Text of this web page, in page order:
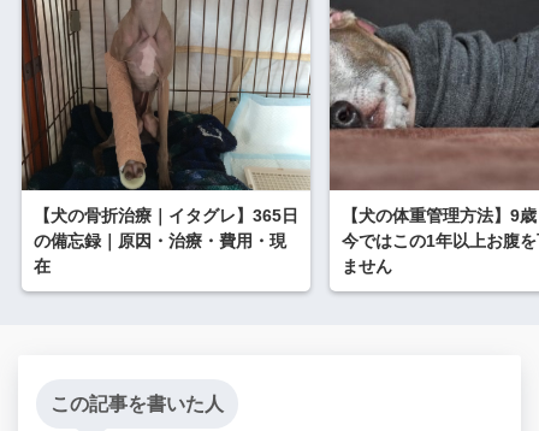
【犬の骨折治療｜イタグレ】365日
の備忘録｜原因・治療・費用・現
在
【犬の体重管理方法】9
今ではこの1年以上お腹
ません
この記事を書いた人